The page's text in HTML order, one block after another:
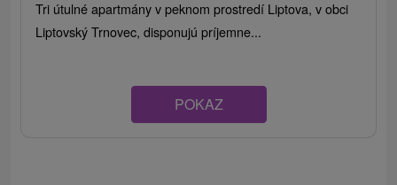
Tri útulné apartmány v peknom prostredí Liptova, v obci
Liptovský Trnovec, disponujú príjemne...
POKAZ